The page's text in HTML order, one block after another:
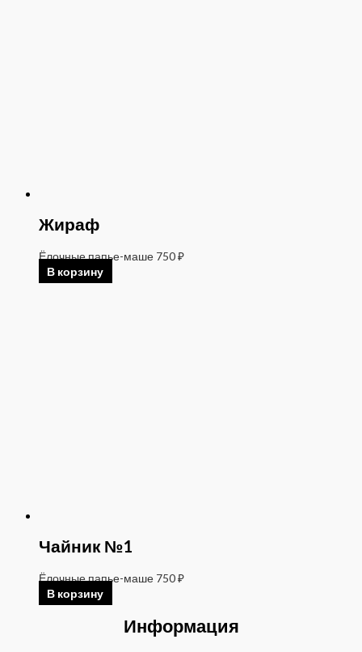
Жираф
Ёлочные папье-маше 750₽
В корзину
Чайник №1
Ёлочные папье-маше 750₽
В корзину
Информация